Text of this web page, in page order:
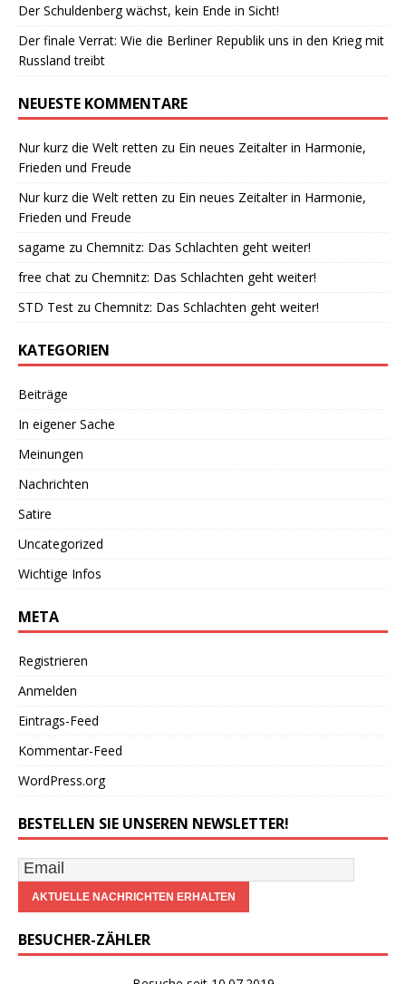
Der Schuldenberg wächst, kein Ende in Sicht!
Der finale Verrat: Wie die Berliner Republik uns in den Krieg mit
Russland treibt
NEUESTE KOMMENTARE
Nur kurz die Welt retten zu Ein neues Zeitalter in Harmonie,
Frieden und Freude
Nur kurz die Welt retten zu Ein neues Zeitalter in Harmonie,
Frieden und Freude
sagame zu Chemnitz: Das Schlachten geht weiter!
free chat zu Chemnitz: Das Schlachten geht weiter!
STD Test zu Chemnitz: Das Schlachten geht weiter!
KATEGORIEN
Beiträge
In eigener Sache
Meinungen
Nachrichten
Satire
Uncategorized
Wichtige Infos
META
Registrieren
Anmelden
Eintrags-Feed
Kommentar-Feed
WordPress.org
BESTELLEN SIE UNSEREN NEWSLETTER!
BESUCHER-ZÄHLER